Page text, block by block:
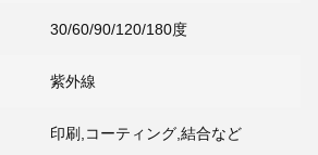
30/60/90/120/180度
紫外線
印刷,コーティング,結合など